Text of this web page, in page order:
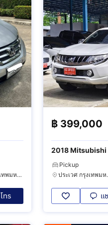
จอมทอง กรุงเทพมหานคร
โทร
฿ 399,000
2018 Mitsubishi
Pickup
ประ
แ